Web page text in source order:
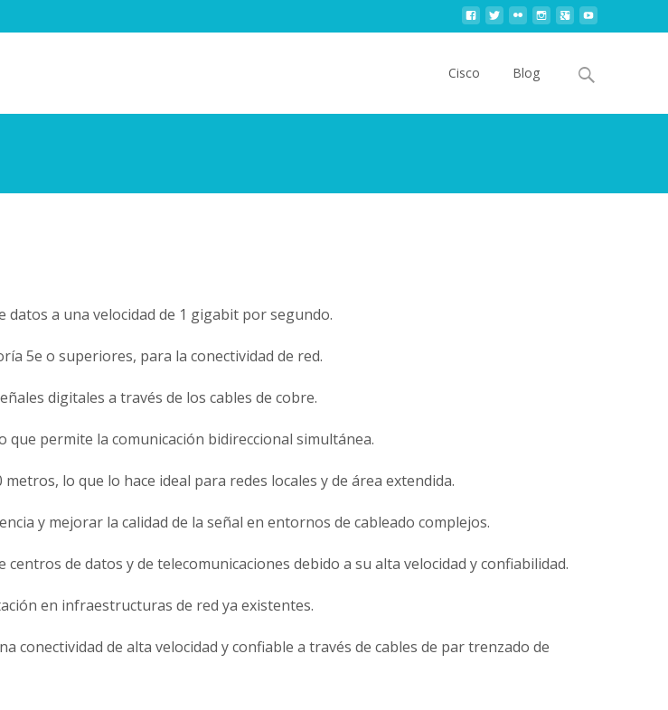
Cisco Blog
Search
a una velocidad de 1 gigabit por segundo.
5e o superiores, para la conectividad de red.
digitales a través de los cables de cobre.
permite la comunicación bidireccional simultánea.
lo que lo hace ideal para redes locales y de área extendida.
y mejorar la calidad de la señal en entornos de cableado complejos.
de datos y de telecomunicaciones debido a su alta velocidad y confiabilidad.
en infraestructuras de red ya existentes.
conectividad de alta velocidad y confiable a través de cables de par trenzado de